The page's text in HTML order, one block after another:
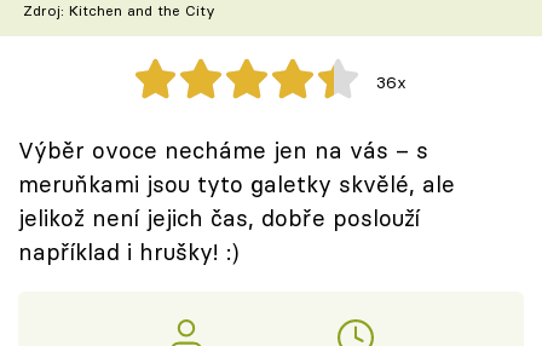
Speciál: Cuketa
Těhotnej kuchař
Sledujte prima+
Přihlášení
Zdroj: Kitchen and the City
36x
Výběr ovoce necháme jen na vás – s
meruňkami jsou tyto galetky skvělé, ale
jelikož není jejich čas, dobře poslouží
například i hrušky! :)